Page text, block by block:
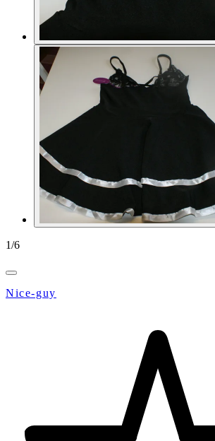
1/6
Nice-guy